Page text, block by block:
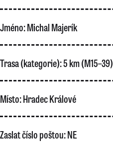
Jméno:Michal Majerík
Trasa (kategorie):5 km (M15–39)
Místo:Hradec Králové
Zaslat číslo poštou:NE